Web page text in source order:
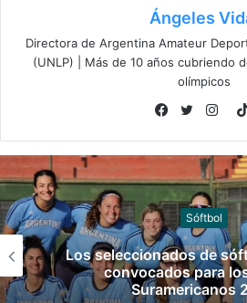
Ángeles
Directora de Argentina Amateur
(UNLP) | Más de 10 años cubriendo
olímpicos
Canotaje
Manuel Tripano se
panamericano de